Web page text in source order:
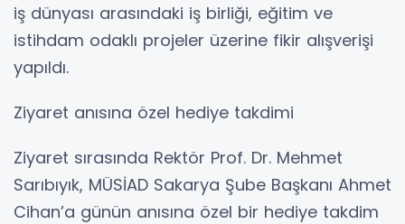
iş dünyası arasındaki iş birliği, eğitim ve
istihdam odaklı projeler üzerine fikir alışverişi
yapıldı.
Ziyaret anısına özel hediye takdimi
Ziyaret sırasında Rektör Prof. Dr. Mehmet
Sarıbıyık, MÜSİAD Sakarya Şube Başkanı Ahmet
Cihan’a günün anısına özel bir hediye takdim